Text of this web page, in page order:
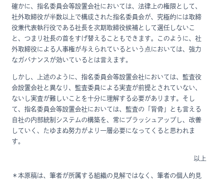
確かに、指名委員会等設置会社においては、法律上の権限として、
社外取締役が半数以上で構成された指名委員会が、究極的には取締
役兼代表執行役である社長を次期取締役候補として選任しないこ
と、つまり社長の首をすげ替えることもできます。このように、社
外取締役による人事権が与えられているという点においては、強力
なガバナンスが効いているとは言えます。
しかし、上述のように、指名委員会等設置会社においては、監査役
会設置会社と異なり、監査委員による実査が前提とされていない、
ないし実査が難しいことを十分に理解する必要があります。そし
て、指名委員会等設置会社においては、監査の「背骨」とも言える
自社の内部統制システムの構築を、常にブラッシュアップし、改善
していく、たゆまぬ努力がより一層必要になってくると思われま
す。
以上
＊本原稿は、筆者が所属する組織の見解ではなく、筆者の個人的見